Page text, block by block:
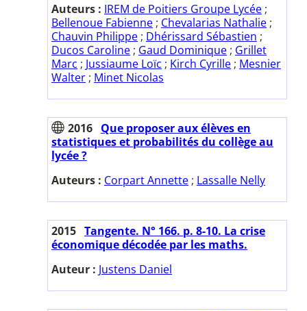
Auteurs : IREM de Poitiers Groupe Lycée ;
Bellenoue Fabienne ; Chevalarias Nathalie ;
Chauvin Philippe ; Dhérissard Sébastien ;
Ducos Caroline ; Gaud Dominique ; Grillet
Marc ; Jussiaume Loïc ; Kirch Cyrille ; Mesnier
Walter ; Minet Nicolas
2016 Que proposer aux élèves en
statistiques et probabilités du collège au
lycée ?
Auteurs : Corpart Annette ; Lassalle Nelly
2015 Tangente. N° 166. p. 8-10. La crise
économique décodée par les maths.
Auteur : Justens Daniel